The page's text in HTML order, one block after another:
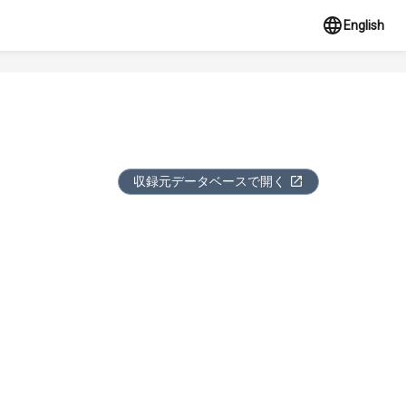
English
収録元データベースで開く